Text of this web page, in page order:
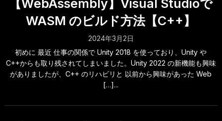
【WebAssembly】Visual Studioで
WASM のビルド方法【C++】
2024年3月2日
初めに 最近 仕事の関係で Unity 2018 を使っており、Unity や
C++からも取り残されてしまいました。Unity 2022 の新機能も興味
がありましたが、C++ のリハビリと 以前から興味があった Web
[…]...